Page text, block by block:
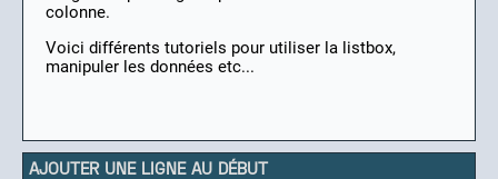
colonne.
Voici différents tutoriels pour utiliser la listbox,
manipuler les données etc...
AJOUTER UNE LIGNE AU DÉBUT